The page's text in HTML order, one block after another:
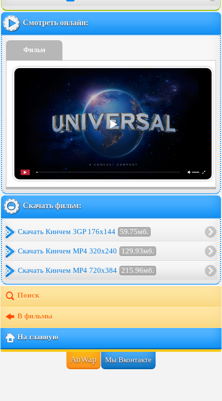
Смотреть онлайн:
Фильм
Скачать фильм:
Скачать Кинчем 3GP 176x144 59.75мб.
Скачать Кинчем MP4 320x240 129.93мб.
Скачать Кинчем MP4 720x384 215.96мб.
Поиск
В фильмы
На главную
AnWap Мы Вконтакте